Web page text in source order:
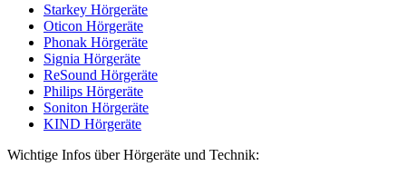
Starkey Hörgeräte
Oticon Hörgeräte
Phonak Hörgeräte
Signia Hörgeräte
ReSound Hörgeräte
Philips Hörgeräte
Soniton Hörgeräte
KIND Hörgeräte
Wichtige Infos über Hörgeräte und Technik: